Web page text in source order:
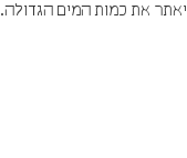
את כמות המים הגדולה.